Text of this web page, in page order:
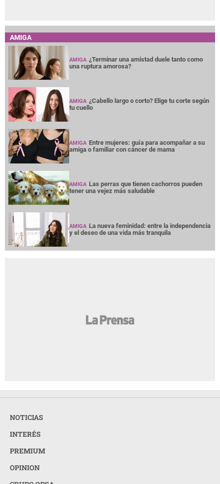
AMIGA
AMIGA ¿Terminar una amistad duele tanto como
una ruptura amorosa?
AMIGA ¿Cabello largo o corto? Elige tu corte según
tu cuello
AMIGA Entre mujeres: guía para acompañar a su
amiga o familiar con cáncer de mama
AMIGA Las perras que tienen cachorros pueden
tener una vejez más saludable
AMIGA La nueva feminidad: entre la independencia
y el deseo de una vida más tranquila
NOTICIAS
INTERÉS
PREMIUM
OPINION